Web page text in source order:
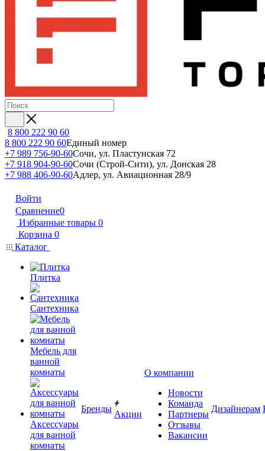
8 800 222 90 60
8 800 222 90 60Единый номер
+7 989 756-90-60Сочи, ул. Пластунская 72
+7 918 904-90-60Сочи (Строй-Сити), ул. Донская 28
+7 988 406-90-60Адлер, ул. Авиационная 28/9
Войти
Сравнение0
Избранные товары 0
Корзина 0
Каталог
Плитка
Сантехника
Мебель для
ванной
комнаты
Аксессуары
для ванной
комнаты
Бренды
Акции
О компании
Новости
Команда
Партнеры
Отзывы
Вакансии
Дизайнерам